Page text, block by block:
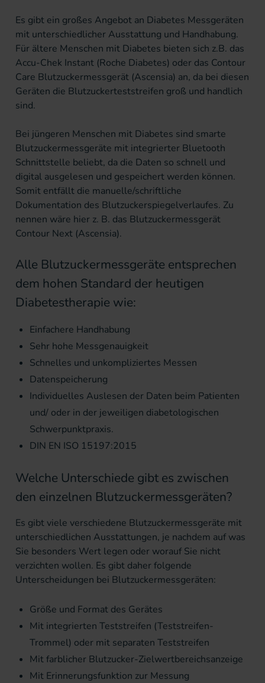
Es gibt ein großes Angebot an Diabetes Messgeräten
mit unterschiedlicher Ausstattung und Handhabung.
Für ältere Menschen mit Diabetes bieten sich z.B. das
Accu-Chek Instant (Roche Diabetes) oder das Contour
Care Blutzuckermessgerät (Ascensia) an, da bei diesen
Geräten die Blutzuckerteststreifen groß und handlich
sind.
Bei jüngeren Menschen mit Diabetes sind smarte
Blutzuckermessgeräte mit integrierter Bluetooth
Schnittstelle beliebt, da die Daten so schnell und
digital ausgelesen und gespeichert werden können.
Somit entfällt die manuelle/schriftliche
Dokumentation des Blutzuckerspiegelverlaufes. Zu
nennen wäre hier z. B. das Blutzuckermessgerät
Contour Next (Ascensia).
Alle Blutzuckermessgeräte entsprechen
dem hohen Standard der heutigen
Diabetestherapie wie:
Einfachere Handhabung
Sehr hohe Messgenauigkeit
Schnelles und unkompliziertes Messen
Datenspeicherung
Individuelles Auslesen der Daten beim Patienten
und/ oder in der jeweiligen diabetologischen
Schwerpunktpraxis.
DIN EN ISO 15197:2015
Welche Unterschiede gibt es zwischen
den einzelnen Blutzuckermessgeräten?
Es gibt viele verschiedene Blutzuckermessgeräte mit
unterschiedlichen Ausstattungen, je nachdem auf was
Sie besonders Wert legen oder worauf Sie nicht
verzichten wollen. Es gibt daher folgende
Unterscheidungen bei Blutzuckermessgeräten:
Größe und Format des Gerätes
Mit integrierten Teststreifen (Teststreifen-
Trommel) oder mit separaten Teststreifen
Mit farblicher Blutzucker-Zielwertbereichsanzeige
Mit Erinnerungsfunktion zur Messung